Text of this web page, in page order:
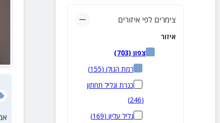
צימרים לפי איזורים
איזור
צפון (
703
)
רמת הגולן (
155
)
כנרת וגליל תחתון
(
246
)
גליל עליון (
169
)